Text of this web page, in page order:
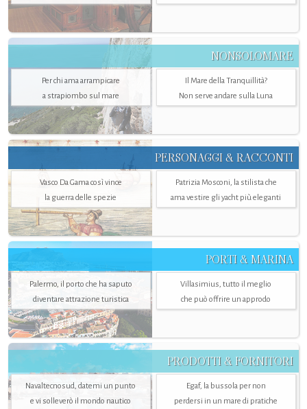
NONSOLOMARE
Per chi ama arrampicare
a strapiombo sul mare
Il Mare della Tranquillità?
Non serve andare sulla Luna
PERSONAGGI & RACCONTI
Vasco Da Gama così vince
la guerra delle spezie
Patrizia Mosconi, la stilista che
ama vestire gli yacht più eleganti
PORTI & MARINA
Palermo, il porto che ha saputo
diventare attrazione turistica
Villasimius, tutto il meglio
che può offrire un approdo
PRODOTTI & FORNITORI
Navaltecnosud, datemi un punto
e vi solleverò il mondo nautico
Egaf, la bussola per non
perdersi in un mare di pratiche